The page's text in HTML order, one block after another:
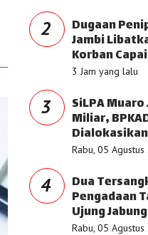
2 Dugaan
Jambi
Korban
3 Jam yang lalu
3 SiLPA
Miliar,
Rabu, 05
4 Dua
Pengadaan
Ujung
Rabu, 05